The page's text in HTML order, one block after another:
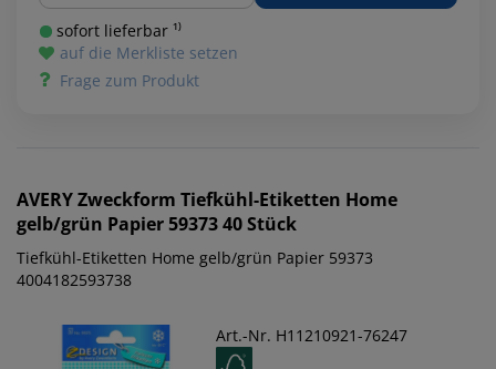
sofort lieferbar ¹⁾
auf die Merkliste setzen
Frage zum Produkt
AVERY Zweckform Tiefkühl-Etiketten Home
gelb/grün Papier 59373 40 Stück
Tiefkühl-Etiketten Home gelb/grün Papier 59373
4004182593738
Art.-Nr. H11210921-76247